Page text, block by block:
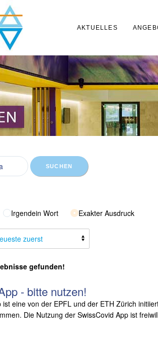
AKTUELLES
SUCHEN
Irgendein Wort Exakter Ausdruck
gefunden!
- bitte nutzen!
ist eine von der EPFL und der ETH Zürich
Die Nutzung der SwissCovid App ist